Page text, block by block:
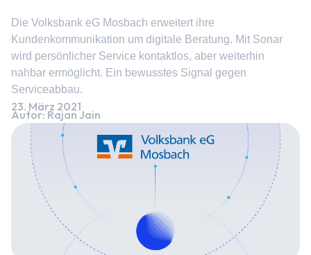
Die Volksbank eG Mosbach erweitert ihre
Kundenkommunikation um digitale Beratung. Mit Sonar
wird persönlicher Service kontaktlos, aber weiterhin
nahbar ermöglicht. Ein bewusstes Signal gegen
Serviceabbau.
23. März 2021
Autor: Rajan Jain